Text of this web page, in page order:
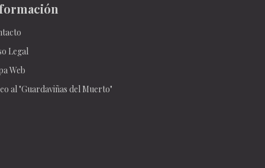
Legal
Web
al "Guardaviñas del Muerto"